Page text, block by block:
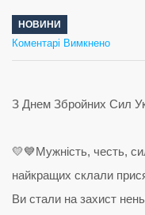
НОВИНИ
Коментарі Вимкненодо
ЗДнем
З Днем Збройних Сил
💛💙Мужність, честь,
найкращих склали
Ви стали на захист